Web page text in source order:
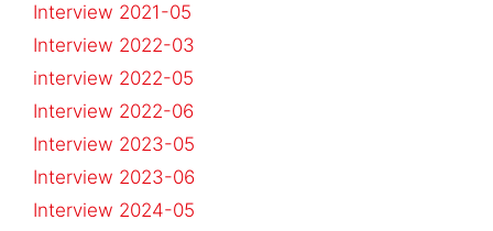
Interview 2021-05
Interview 2022-03
interview 2022-05
Interview 2022-06
Interview 2023-05
Interview 2023-06
Interview 2024-05